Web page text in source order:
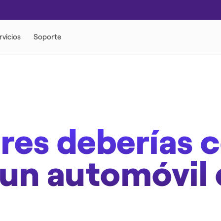
deberías